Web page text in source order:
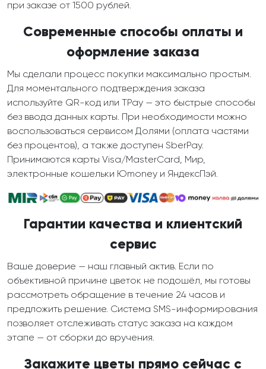
при заказе от 1500 рублей.
Современные способы оплаты и
оформление заказа
Мы сделали процесс покупки максимально простым.
Для моментального подтверждения заказа
используйте QR-код или TPay — это быстрые способы
без ввода данных карты. При необходимости можно
воспользоваться сервисом Долями (оплата частями
без процентов), а также доступен SberPay.
Принимаются карты Visa/MasterCard, Мир,
электронные кошельки Юmoney и ЯндексПэй.
Гарантии качества и клиентский
сервис
Ваше доверие — наш главный актив. Если по
объективной причине цветок не подошёл, мы готовы
рассмотреть обращение в течение 24 часов и
предложить решение. Система SMS-информирования
позволяет отслеживать статус заказа на каждом
этапе — от сборки до вручения.
Закажите цветы прямо сейчас с